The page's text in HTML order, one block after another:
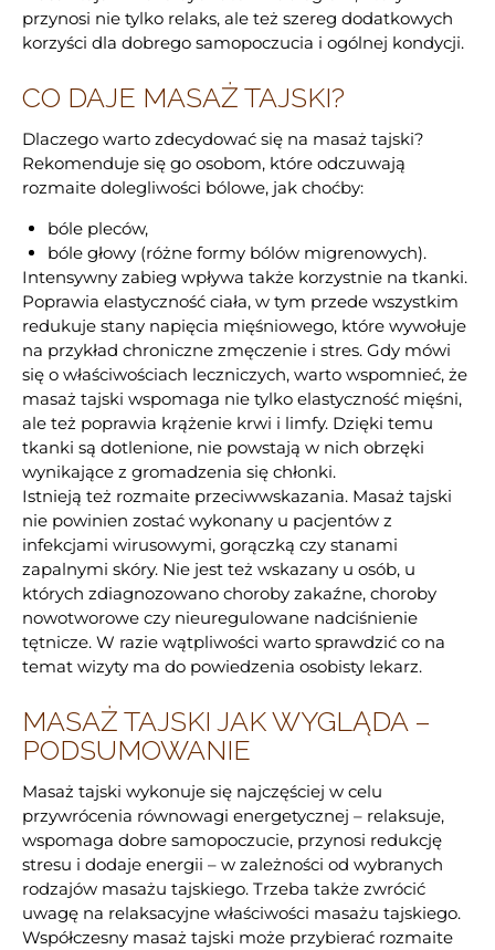
przynosi nie tylko relaks, ale też szereg dodatkowych
korzyści dla dobrego samopoczucia i ogólnej kondycji.
CO DAJE MASAŻ TAJSKI?
Dlaczego warto zdecydować się na masaż tajski?
Rekomenduje się go osobom, które odczuwają
rozmaite dolegliwości bólowe, jak choćby:
bóle pleców,
bóle głowy (różne formy bólów migrenowych).
Intensywny zabieg wpływa także korzystnie na tkanki.
Poprawia elastyczność ciała, w tym przede wszystkim
redukuje stany napięcia mięśniowego, które wywołuje
na przykład chroniczne zmęczenie i stres. Gdy mówi
się o właściwościach leczniczych, warto wspomnieć, że
masaż tajski wspomaga nie tylko elastyczność mięśni,
ale też poprawia krążenie krwi i limfy. Dzięki temu
tkanki są dotlenione, nie powstają w nich obrzęki
wynikające z gromadzenia się chłonki.
Istnieją też rozmaite przeciwwskazania. Masaż tajski
nie powinien zostać wykonany u pacjentów z
infekcjami wirusowymi, gorączką czy stanami
zapalnymi skóry. Nie jest też wskazany u osób, u
których zdiagnozowano choroby zakaźne, choroby
nowotworowe czy nieuregulowane nadciśnienie
tętnicze. W razie wątpliwości warto sprawdzić co na
temat wizyty ma do powiedzenia osobisty lekarz.
MASAŻ TAJSKI JAK WYGLĄDA –
PODSUMOWANIE
Masaż tajski wykonuje się najczęściej w celu
przywrócenia równowagi energetycznej – relaksuje,
wspomaga dobre samopoczucie, przynosi redukcję
stresu i dodaje energii – w zależności od wybranych
rodzajów masażu tajskiego. Trzeba także zwrócić
uwagę na relaksacyjne właściwości masażu tajskiego.
Współczesny masaż tajski może przybierać rozmaite